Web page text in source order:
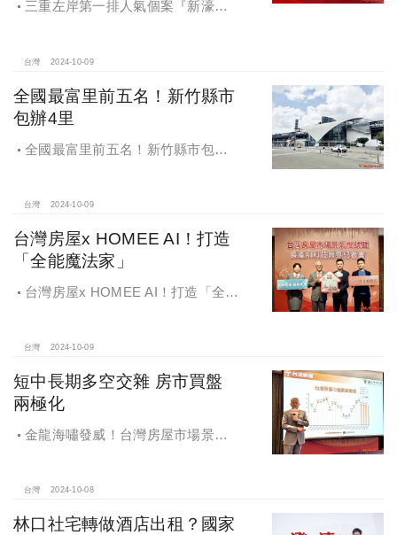
三重左岸第一排人氣個案『新濠漾III
台灣 2024-10-09
全國最富里前五名！新竹縣市
包辦4里
全國最富里前五名！新竹縣市包辦4
台灣 2024-10-09
台灣房屋x HOMEE AI！打造
「全能魔法家」
台灣房屋x HOMEE AI！打造「全能
台灣 2024-10-09
短中長期多空交雜 房市買盤
兩極化
金龍海嘯發威！台灣房屋市場景氣
望全壘打
台灣 2024-10-08
林口社宅轉做酒店出租？國家